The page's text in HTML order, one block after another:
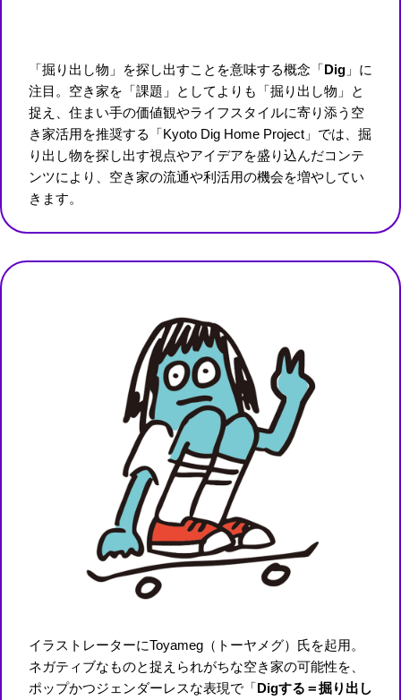
「掘り出し物」を探し出すことを意味する概念「Dig 」に
注目。空き家を「課題」としてよりも「掘り出し物」と
捉え、住まい手の価値観やライフスタイルに寄り添う空
き家活用を推奨する「Kyoto Dig Home Project」では、掘
り出し物を探し出す視点やアイデアを盛り込んだコンテ
ンツにより、空き家の流通や利活用の機会を増やしてい
きます。
イラストレーターにToyameg（トーヤメグ）氏を起用。
ネガティブなものと捉えられがちな空き家の可能性を、
ポップかつジェンダーレスな表現で「Digする＝掘り出し